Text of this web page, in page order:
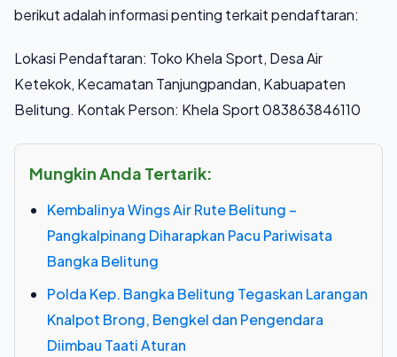
berikut adalah informasi penting terkait pendaftaran:
Lokasi Pendaftaran: Toko Khela Sport, Desa Air
Ketekok, Kecamatan Tanjungpandan, Kabuapaten
Belitung. Kontak Person: Khela Sport 083863846110
Mungkin Anda Tertarik:
Kembalinya Wings Air Rute Belitung –
Pangkalpinang Diharapkan Pacu Pariwisata
Bangka Belitung
Polda Kep. Bangka Belitung Tegaskan Larangan
Knalpot Brong, Bengkel dan Pengendara
Diimbau Taati Aturan